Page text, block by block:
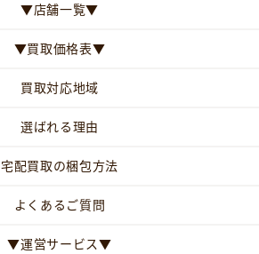
▼店舗一覧▼
▼買取価格表▼
買取対応地域
選ばれる理由
宅配買取の梱包方法
よくあるご質問
▼運営サービス▼